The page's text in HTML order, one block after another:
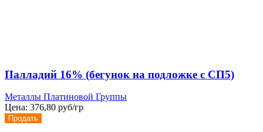
Палладий 16% (бегунок на подложке с СП5)
Металлы Платиновой Группы
Цена: 376,80 руб/гр
Продать